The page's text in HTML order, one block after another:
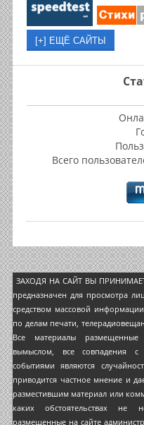
Всего
ЗАХОДЯ НА САЙТ ВЫ
предназначен для просмотра
средством массовой
по делам печати,
Все материалы размещенные
вымыслом, все совпадения
событиями являются
приводится частное мнение и
разместившим материал или
каких обстоятельствах не
размещенные на сайте